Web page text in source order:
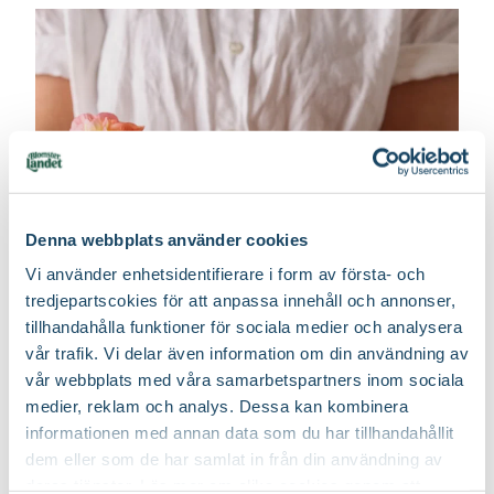
Denna webbplats använder cookies
Vi använder enhetsidentifierare i form av första- och
tredjepartscokies för att anpassa innehåll och annonser,
tillhandahålla funktioner för sociala medier och analysera
vår trafik. Vi delar även information om din användning av
vår webbplats med våra samarbetspartners inom sociala
medier, reklam och analys. Dessa kan kombinera
informationen med annan data som du har tillhandahållit
dem eller som de har samlat in från din användning av
240 cm
Beige, Grön
Förpackningsantal